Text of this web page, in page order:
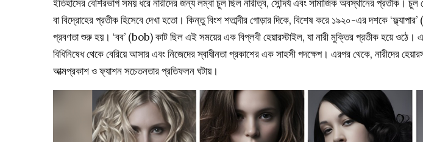
ইতিহাসের বেশিরভাগ সময় ধরে নারীদের জন্য লম্বা চুল ছিল নারীত্ব, সৌন্দর্য এবং সামাজিক অবস্থানের প্রতীক।
বা বিদ্রোহের প্রতীক হিসেবে দেখা হতো। কিন্তু বিংশ শতাব্দীর গোড়ার দিকে, বিশেষ করে ১৯২০-এর দশকে
প্রবণতা শুরু হয়। ‘বব’ (bob) কাট ছিল এই সময়ের এক বিপ্লবী হেয়ারস্টাইল, যা নারী মুক্তির প্রতীক হয়ে ওঠে।
বিধিনিষেধ থেকে বেরিয়ে আসার এবং নিজেদের স্বাধীনতা প্রকাশের এক সাহসী পদক্ষেপ। এরপর থেকে, নারীদের
আত্মপ্রকাশ ও ফ্যাশন সচেতনতার প্রতিফলন ঘটায়।